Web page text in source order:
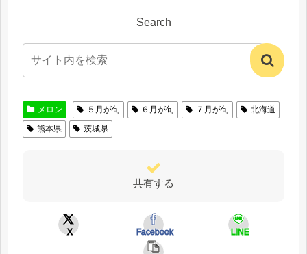
Search
メロン ５月が旬 ６月が旬 ７月が旬
北海道
熊本県
茨城県
共有する
X Facebook LINE